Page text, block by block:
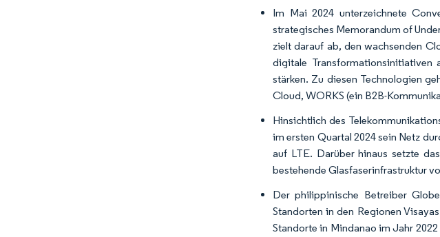
Im Mai 2024 unterzeichnete
strategisches Memorandum of
zielt darauf ab, den wachsenden
digitale
stärken. Zu diesen Technologien
Cloud, WORKS (ein B2B-
Hinsichtlich des
im ersten Quartal 2024 sein Netz
auf LTE. Darüber hinaus setzte
bestehende Glasfaserinfrastruktur
Der philippinische Betreiber
Standorten in den Regionen
Standorte in Mindanao im Jahr